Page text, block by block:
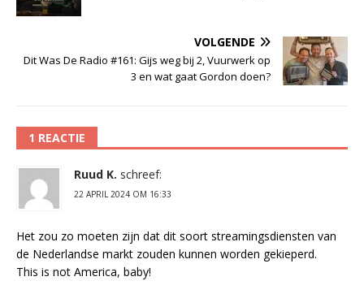
VOLGENDE
Dit Was De Radio #161: Gijs weg bij 2, Vuurwerk op
3 en wat gaat Gordon doen?
1 REACTIE
Ruud K. schreef:
22 APRIL 2024 OM 16:33
Het zou zo moeten zijn dat dit soort streamingsdiensten van
de Nederlandse markt zouden kunnen worden gekieperd.
This is not America, baby!